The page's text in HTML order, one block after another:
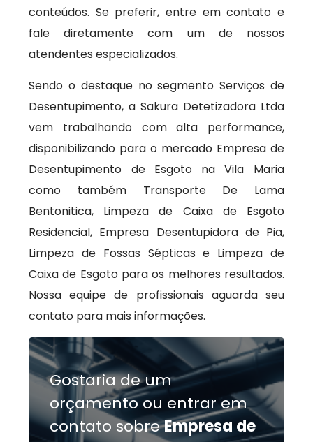
conteúdos. Se preferir, entre em contato e
fale diretamente com um de nossos
atendentes especializados.
Sendo o destaque no segmento Serviços de
Desentupimento, a Sakura Detetizadora Ltda
vem trabalhando com alta performance,
disponibilizando para o mercado Empresa de
Desentupimento de Esgoto na Vila Maria
como também Transporte De Lama
Bentonitica, Limpeza de Caixa de Esgoto
Residencial, Empresa Desentupidora de Pia,
Limpeza de Fossas Sépticas e Limpeza de
Caixa de Esgoto para os melhores resultados.
Nossa equipe de profissionais aguarda seu
contato para mais informações.
Gostaria de um
orçamento ou entrar em
contato sobreEmpresa de